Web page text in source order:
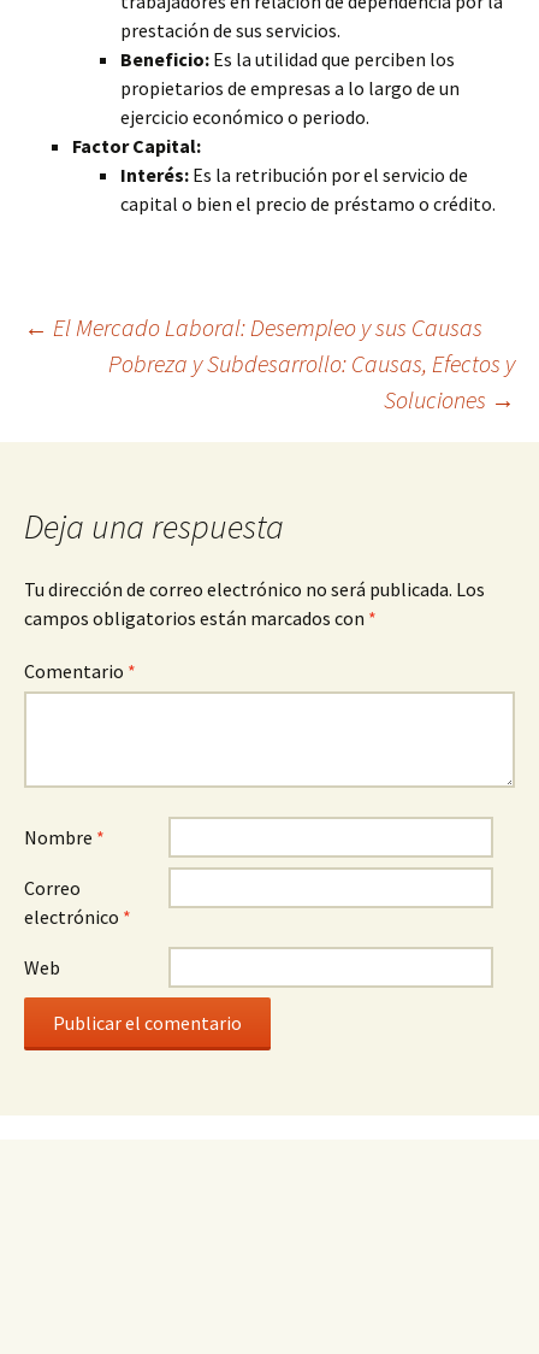
prestación de sus servicios.
Beneficio: Es la utilidad que perciben los
propietarios de empresas a lo largo de un
ejercicio económico o periodo.
Factor Capital:
Interés: Es la retribución por el servicio de
capital o bien el precio de préstamo o crédito.
Navegación
← El Mercado Laboral: Desempleo y sus Causas
Pobreza y Subdesarrollo: Causas, Efectos y
Soluciones →
Deja una respuesta
Tu dirección de correo electrónico no será publicada. Los
campos obligatorios están marcados con *
Comentario *
Nombre *
Correo
electrónico *
Web